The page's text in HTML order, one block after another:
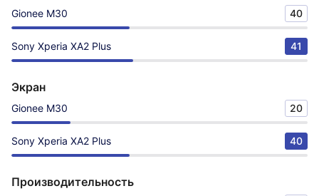
Gionee M30 40
Sony Xperia XA2 Plus 41
Экран
Gionee M30 20
Sony Xperia XA2 Plus 40
Производительность